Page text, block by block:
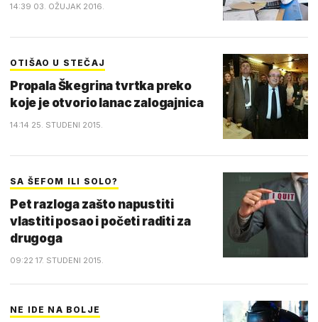
14:39 03. OŽUJAK 2016.
OTIŠAO U STEČAJ
Propala Škegrina tvrtka preko
koje je otvorio lanac zalogajnica
14:14 25. STUDENI 2015.
SA ŠEFOM ILI SOLO?
Pet razloga zašto napustiti
vlastiti posao i početi raditi za
drugoga
09:22 17. STUDENI 2015.
NE IDE NA BOLJE